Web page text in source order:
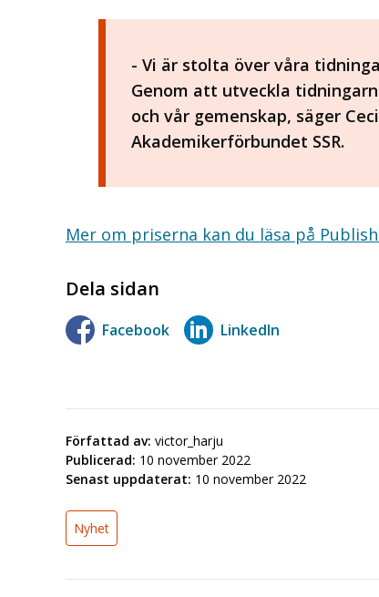
- Vi är stolta över våra
Genom att utveckla
och vår gemenskap, säger
Akademikerförbundet SSR.
Mer om priserna kan du läsa på
Dela sidan
Facebook LinkedIn
Författad av: victor_harju
Publicerad: 10 november 2022
Senast uppdaterat: 10 november 2022
Nyhet